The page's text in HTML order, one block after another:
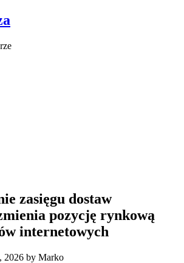
zasięgu dostaw
pozycję rynkową
internetowych
2026 by Marko